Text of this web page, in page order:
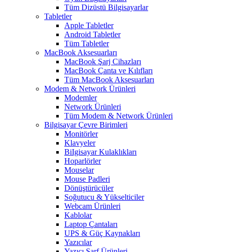
Tüm Dizüstü Bilgisayarlar
Tabletler
Apple Tabletler
Android Tabletler
Tüm Tabletler
MacBook Aksesuarları
MacBook Şarj Cihazları
MacBook Çanta ve Kılıfları
Tüm MacBook Aksesuarları
Modem & Network Ürünleri
Modemler
Network Ürünleri
Tüm Modem & Network Ürünleri
Bilgisayar Çevre Birimleri
Monitörler
Klavyeler
BiIgisayar Kulaklıkları
Hoparlörler
Mouselar
Mouse Padleri
Dönüştürücüler
Soğutucu & Yükselticiler
Webcam Ürünleri
Kablolar
Laptop Çantaları
UPS & Güç Kaynakları
Yazıcılar